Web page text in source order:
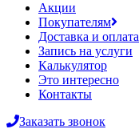
Акции
Покупателям
Доставка и оплата
Запись на услуги
Калькулятор
Это интересно
Контакты
Заказать звонок